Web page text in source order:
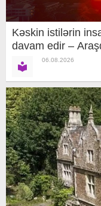
Kəskin istilərin
davam edir –
06.08.2026